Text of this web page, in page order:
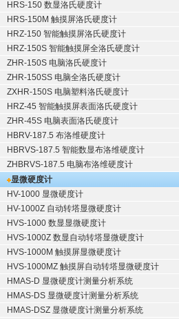
HRS-150 数显洛氏硬度计
HRS-150M 触摸屏洛氏硬度计
HRZ-150 智能触摸屏洛氏硬度计
HRZ-150S 智能触摸屏全洛氏硬度计
ZHR-150S 电脑洛氏硬度计
ZHR-150SS 电脑全洛氏硬度计
ZXHR-150S 电脑塑料洛氏硬度计
HRZ-45 智能触摸屏表面洛氏硬度计
ZHR-45S 电脑表面洛氏硬度计
HBRV-187.5 布洛维硬度计
HBRVS-187.5 智能数显布洛维硬度计
ZHBRVS-187.5 电脑布洛维硬度计
显微硬度计
HV-1000 显微硬度计
HV-1000Z 自动转塔显微硬度计
HVS-1000 数显显微硬度计
HVS-1000Z 数显自动转塔显微硬度计
HVS-1000M 触摸屏显微硬度计
HVS-1000MZ 触摸屏自动转塔显微硬度计
HMAS-D 显微硬度计测量分析系统
HMAS-DS 显微硬度计测量分析系统
HMAS-DSZ 显微硬度计测量分析系统